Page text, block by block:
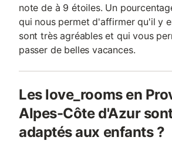
note de à 9 étoiles. Un
qui nous permet d'affirmer qu'il y
sont très agréables et qui vous
passer de belles vacances.
Les love_rooms en
Alpes-Côte d'Azur
adaptés aux enfants ?